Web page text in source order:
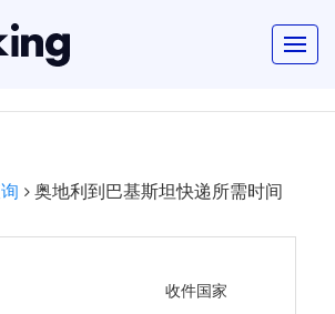
奥地利到巴基斯坦快递所需时间
收件国家